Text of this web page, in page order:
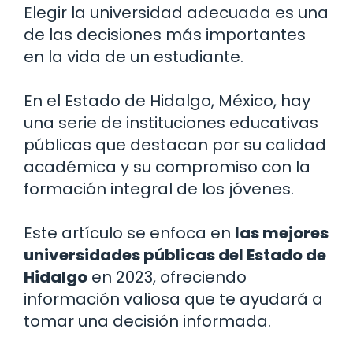
Elegir la universidad adecuada es una
de las decisiones más importantes
en la vida de un estudiante.
En el Estado de Hidalgo, México, hay
una serie de instituciones educativas
públicas que destacan por su calidad
académica y su compromiso con la
formación integral de los jóvenes.
Este artículo se enfoca en las mejores
universidades públicas del Estado de
Hidalgo en 2023, ofreciendo
información valiosa que te ayudará a
tomar una decisión informada.